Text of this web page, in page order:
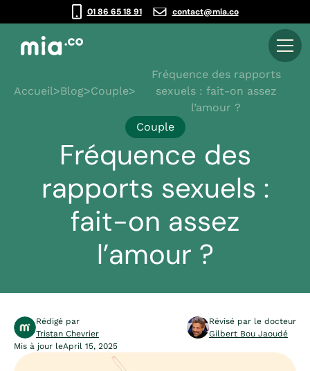
01 86 65 18 91 contact@mia.co
Accueil>Blog>Couple>
Fréquence des rapports
sexuels : fait-on assez
l’amour ?
Couple
Fréquence des
rapports sexuels :
fait-on assez
l’amour ?
Rédigé par
Tristan Chevrier
Révisé par le docteur
Gilbert Bou Jaoudé
Mis à jour leApril 15, 2025